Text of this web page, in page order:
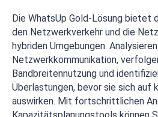
Die WhatsUp Gold-Lösung bietet
den Netzwerkverkehr und die
hybriden Umgebungen.
Netzwerkkommunikation,
Bandbreitennutzung und
Überlastungen, bevor sie sich auf
auswirken. Mit fortschrittlichen